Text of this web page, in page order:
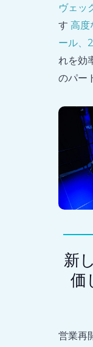
ヴェッ
す高度
ール、
れを効
のパー
新
価
営業再